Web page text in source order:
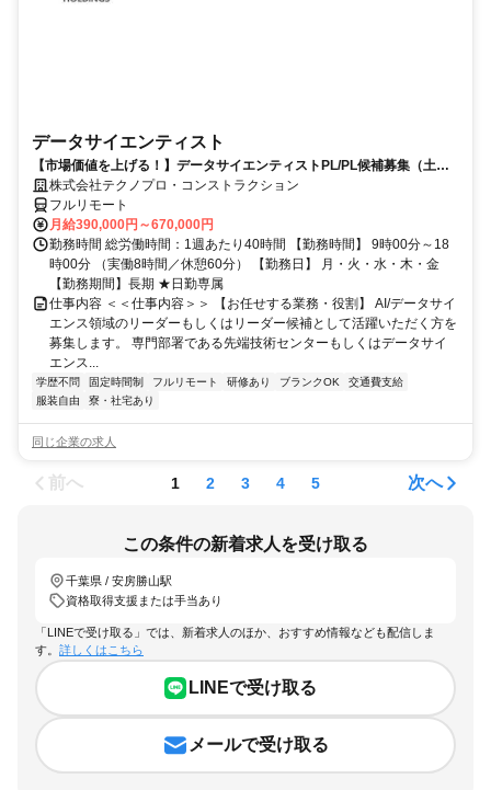
データサイエンティスト
【市場価値を上げる！】データサイエンティストPL/PL候補募集（土日
祝休）
株式会社テクノプロ・コンストラクション
フルリモート
月給390,000円～670,000円
勤務時間 総労働時間：1週あたり40時間 【勤務時間】 9時00分～18
時00分 （実働8時間／休憩60分） 【勤務日】 月・火・水・木・金
【勤務期間】長期 ★日勤専属
仕事内容 ＜＜仕事内容＞＞ 【お任せする業務・役割】 AI/データサイ
エンス領域のリーダーもしくはリーダー候補として活躍いただく方を
募集します。 専門部署である先端技術センターもしくはデータサイ
エンス...
学歴不問 固定時間制 フルリモート 研修あり ブランクOK
交通費支給
服装自由
寮・社宅あり
同じ企業の求人
前へ 1 2 3 4 5 次へ
この条件の新着求人を受け取る
千葉県 / 安房勝山駅
資格取得支援または手当あり
「LINEで受け取る」では、新着求人のほか、おすすめ情報なども配信しま
す。 詳しくはこちら
LINEで受け取る
メールで受け取る